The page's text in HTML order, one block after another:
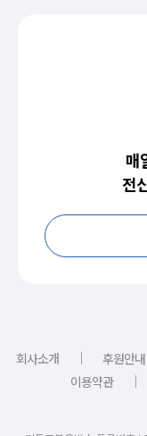
매
전
회사소개 ｜ 후원안내
이용약관
｜